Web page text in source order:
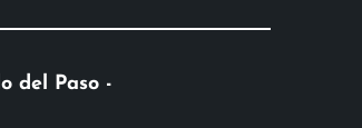
del Paso -